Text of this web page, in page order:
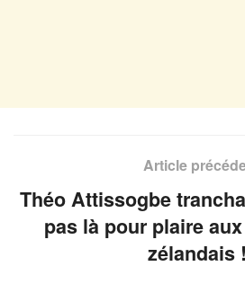
Article
Théo Attissogbe
pas là pour plaire
zélandais